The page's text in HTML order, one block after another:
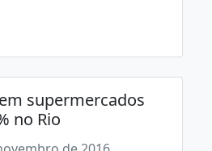
supermercados
no Rio